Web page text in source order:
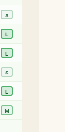
S
L
L
S
L
M